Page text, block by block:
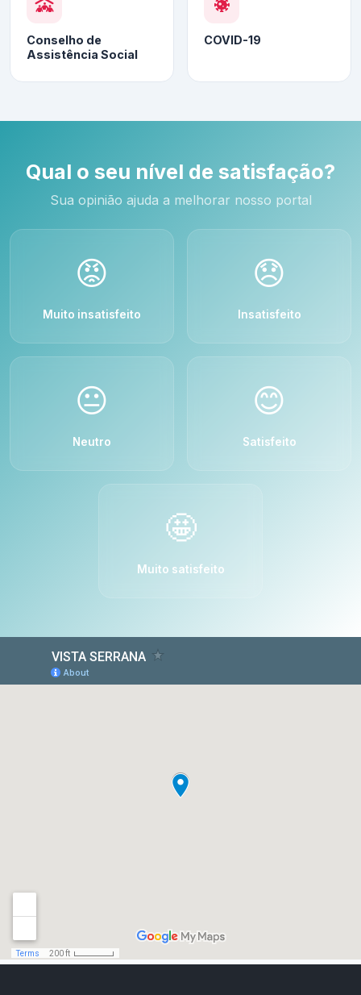
Conselho de
Assistência Social
COVID-19
Qual o seu nível de satisfação?
Sua opinião ajuda a melhorar nosso portal
😡
Muito insatisfeito
😞
Insatisfeito
😐
Neutro
😊
Satisfeito
🤩
Muito satisfeito